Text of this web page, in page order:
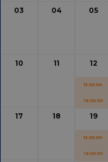
03 04 05
10 11 12
13:00:00-
16:00:00
17 18 19
13:00:00-
16:00:00